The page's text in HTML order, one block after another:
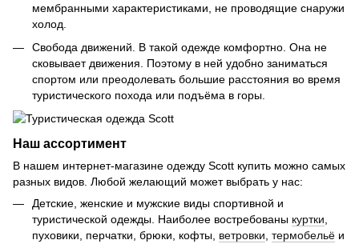
мембранными характеристиками, не проводящие снаружи
холод.
Свобода движений. В такой одежде комфортно. Она не
сковывает движения. Поэтому в ней удобно заниматься
спортом или преодолевать большие расстояния во время
туристического похода или подъёма в горы.
Наш ассортимент
В нашем интернет-магазине одежду Scott купить можно самых
разных видов. Любой желающий может выбрать у нас:
Детские, женские и мужские виды спортивной и
туристической одежды. Наиболее востребованы куртки
пуховики, перчатки, брюки, кофты, ветровки термобельё и